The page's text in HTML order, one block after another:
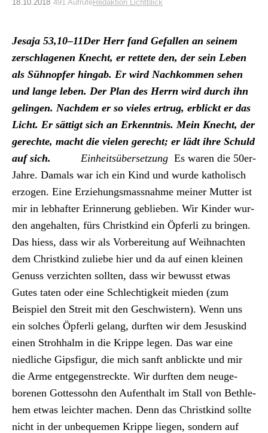
Über uns
ePaper
aktuelle Ausgabe
Suchen
18.10.2018 491 AufrufeRedaktion Lichtblick
Jesa­ja 53,10–11Der Herr fand Gefall­en an seinem
zer­schla­ge­nen Knecht, er ret­tete den, der sein Leben
als Sühnopfer hingab. Er wird Nachkom­men sehen
und lange leben. Der Plan des Her­rn wird durch ihn
gelin­gen. Nach­dem er so vieles ertrug, erblickt er das
Licht. Er sät­tigt sich an Erken­nt­nis. Mein Knecht, der
gerechte, macht die vie­len gerecht; er lädt ihre Schuld
auf sich.
Ein­heit­süber­set­zung Es waren die 50er-
Jahre. Damals war ich ein Kind und wurde katholisch
erzo­gen. Eine Erziehungs­mass­nahme mein­er Mut­ter ist
mir in leb­hafter Erin­nerung geblieben. Wir Kinder wur­
den ange­hal­ten, fürs Christkind ein Öpfer­li zu brin­gen.
Das hiess, dass wir als Vor­bere­itung auf Wei­h­nacht­en
dem Christkind zuliebe hier und da auf einen kleinen
Genuss verzicht­en soll­ten, dass wir bewusst etwas
Gutes tat­en oder eine Schlechtigkeit mieden (zum
Beispiel den Stre­it mit den Geschwis­tern). Wenn uns
ein solch­es Öpfer­li gelang, durften wir dem Jesuskind
einen Stro­hhalm in die Krippe leg­en. Das war eine
niedliche Gips­fig­ur, die mich san­ft anblick­te und mir
die Arme ent­ge­gen­streck­te. Wir durften dem neuge­
bore­nen Gottes­sohn den Aufen­thalt im Stall von Beth­le­
hem etwas leichter machen. Denn das Christkind sollte
nicht in der unbe­que­men Krippe liegen, son­dern auf